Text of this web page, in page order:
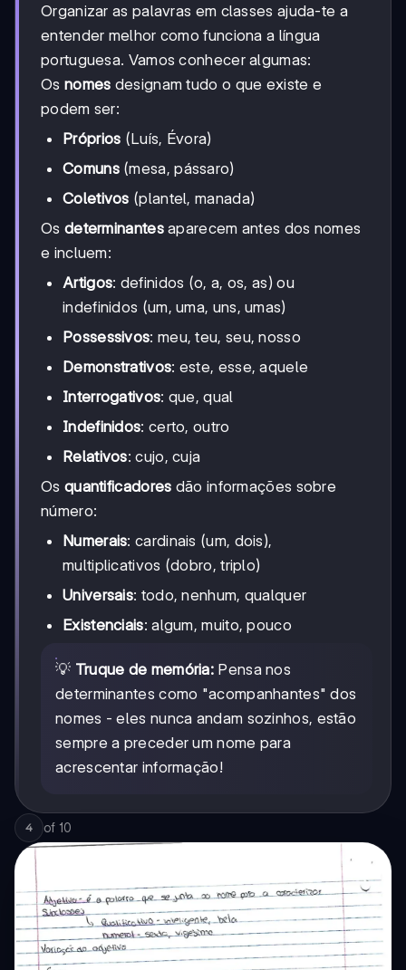
Organizar as palavras em classes ajuda-te a
entender melhor como funciona a língua
portuguesa. Vamos conhecer algumas:
Os nomes designam tudo o que existe e
podem ser:
Próprios (Luís, Évora)
Comuns(mesa, pássaro)
Coletivos (plantel, manada)
Os determinantesaparecem antes dos nomes
e incluem:
Artigos: definidos (o, a, os, as) ou
indefinidos (um, uma, uns, umas)
Possessivos: meu, teu, seu, nosso
Demonstrativos: este, esse, aquele
Interrogativos: que, qual
Indefinidos: certo, outro
Relativos: cujo, cuja
Os quantificadores dão informações sobre
número:
Numerais: cardinais (um, dois),
multiplicativos (dobro, triplo)
Universais: todo, nenhum, qualquer
Existenciais: algum, muito, pouco
💡 Truque de memória: Pensa nos
determinantes como "acompanhantes" dos
nomes - eles nunca andam sozinhos, estão
sempre a preceder um nome para
acrescentar informação!
4 of 10